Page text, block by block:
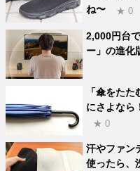
ね〜
★ 0
2,000円台
ー」の進化
「傘をた
にさよなら
★ 0
汗やファン
使ったら、